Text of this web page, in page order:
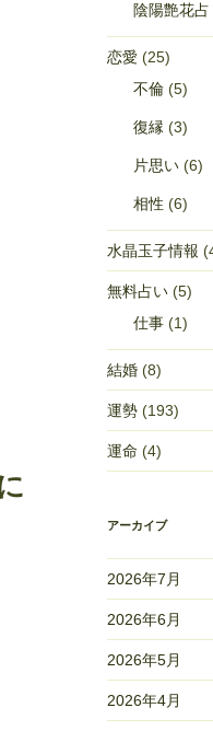
陰陽艶花占
恋愛(25)
不倫(5)
復縁 (3)
片思い(6)
相性 (6)
水晶玉子情報
無料占い(5)
仕事(1)
結婚(8)
運勢(193)
運命 (4)
アーカイブ
2026年7月
2026年6月
2026年5月
2026年4月